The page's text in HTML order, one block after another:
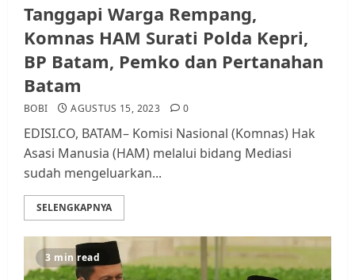
Tanggapi Warga Rempang,
Komnas HAM Surati Polda Kepri,
BP Batam, Pemko dan Pertanahan
Batam
BOBI AGUSTUS 15, 2023 0
EDISI.CO, BATAM– Komisi Nasional (Komnas) Hak
Asasi Manusia (HAM) melalui bidang Mediasi
sudah mengeluarkan...
SELENGKAPNYA
3 min read